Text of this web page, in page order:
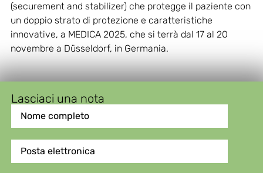
(securement and stabilizer) che protegge il paziente con
un doppio strato di protezione e caratteristiche
innovative, a MEDICA 2025, che si terrà dal 17 al 20
novembre a Düsseldorf, in Germania.
Lasciaci una nota